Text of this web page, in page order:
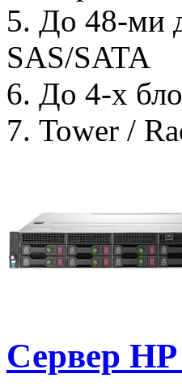
5. До 48-ми
SAS/SATA
6. До 4-х
7. Tower /
Сервер